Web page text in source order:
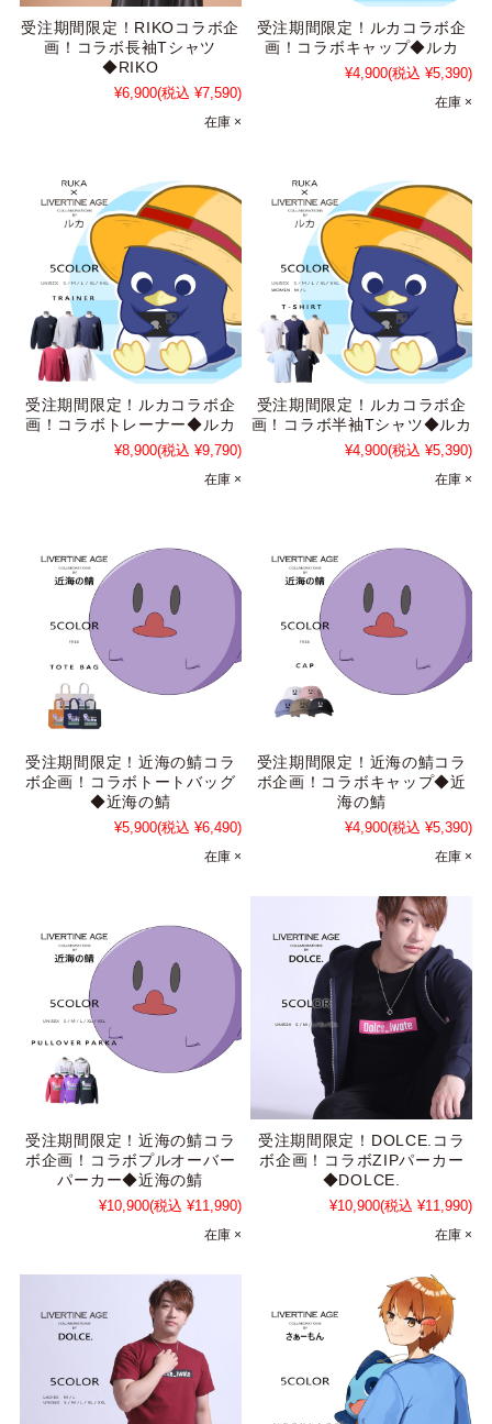
受注期間限定！RIKOコラボ企
画！コラボ長袖Tシャツ
◆RIKO
¥6,900(税込 ¥7,590)
在庫 ×
受注期間限定！ルカコラボ企
画！コラボキャップ◆ルカ
¥4,900(税込 ¥5,390)
在庫 ×
受注期間限定！ルカコラボ企
画！コラボトレーナー◆ルカ
¥8,900(税込 ¥9,790)
在庫 ×
受注期間限定！ルカコラボ企
画！コラボ半袖Tシャツ◆ルカ
¥4,900(税込 ¥5,390)
在庫 ×
受注期間限定！近海の鯖コラ
ボ企画！コラボトートバッグ
◆近海の鯖
¥5,900(税込 ¥6,490)
在庫 ×
受注期間限定！近海の鯖コラ
ボ企画！コラボキャップ◆近
海の鯖
¥4,900(税込 ¥5,390)
在庫 ×
受注期間限定！近海の鯖コラ
ボ企画！コラボプルオーバー
パーカー◆近海の鯖
¥10,900(税込 ¥11,990)
在庫 ×
受注期間限定！DOLCE.コラ
ボ企画！コラボZIPパーカー
◆DOLCE.
¥10,900(税込 ¥11,990)
在庫 ×